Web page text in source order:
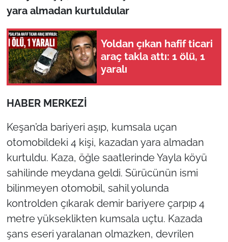
yara almadan kurtuldular
Yoldan çıkan hafif ticari
araç takla attı: 1 ölü, 1
yaralı
HABER MERKEZİ
Keşan’da bariyeri aşıp, kumsala uçan
otomobildeki 4 kişi, kazadan yara almadan
kurtuldu. Kaza, öğle saatlerinde Yayla köyü
sahilinde meydana geldi. Sürücünün ismi
bilinmeyen otomobil, sahil yolunda
kontrolden çıkarak demir bariyere çarpıp 4
metre yükseklikten kumsala uçtu. Kazada
şans eseri yaralanan olmazken, devrilen
Bölge
Güvenlik
Genel
Politika
Flaş Haber
Dış Haberler
Magazin
İş Dünyası